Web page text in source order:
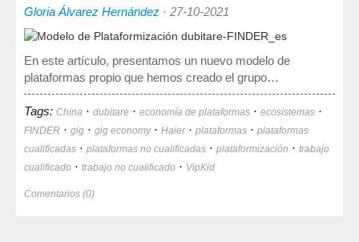
Sociedad, Innovación y Salud
Internacional, Sectores y Salud
Nuestra propuesta
Blogs
Blog: Sociedad, Innovación y Salud
Gloria Álvarez Hernández · 27-10-2021
En este artículo, presentamos un nuevo modelo de
plataformas propio que hemos creado el grupo…
Tags: China · dubitare · economía de plataformas · ecosistemas ·
FINDER · gig · gig economy· Haier· plataformas · plataformas
cualificadas · plataformas no cualificadas · plataformización · trabajo
cualificado · trabajo no cualificado · VipKid
Comentarios (0)